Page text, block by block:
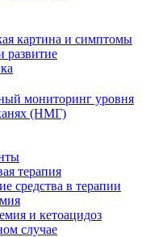
картина и симптомы
мониторинг уровня
(НМГ)
терапия
средства в терапии
и кетоацидоз
случае